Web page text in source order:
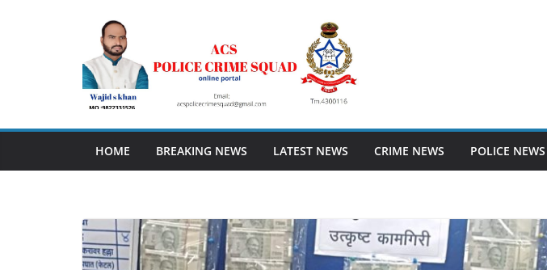
HOME BREAKING NEWS LATEST NEWS CRIME NEWS POLICE NEWS